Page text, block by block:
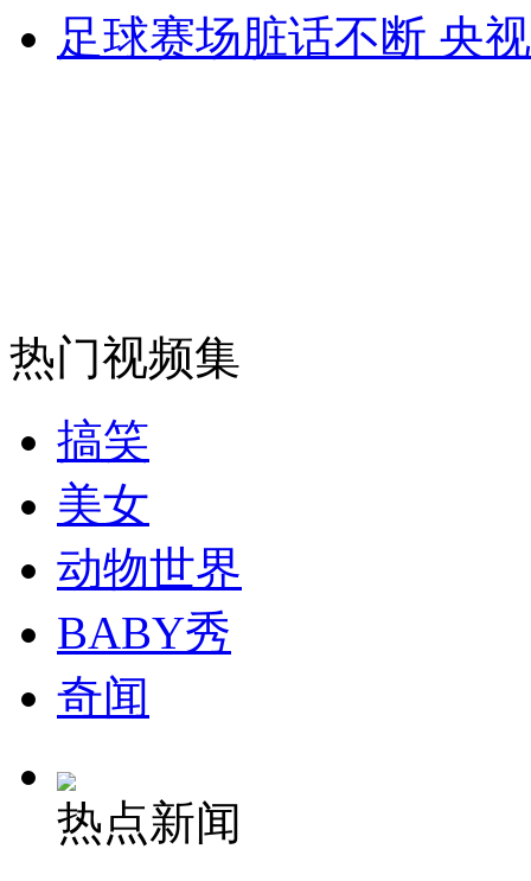
安徽一实载49人客车翻车
司机酒驾遇交警 急速倒车逃窜
足球赛场脏话不断 央
热门视频集
搞笑
美女
动物世界
BABY秀
奇闻
热点新闻